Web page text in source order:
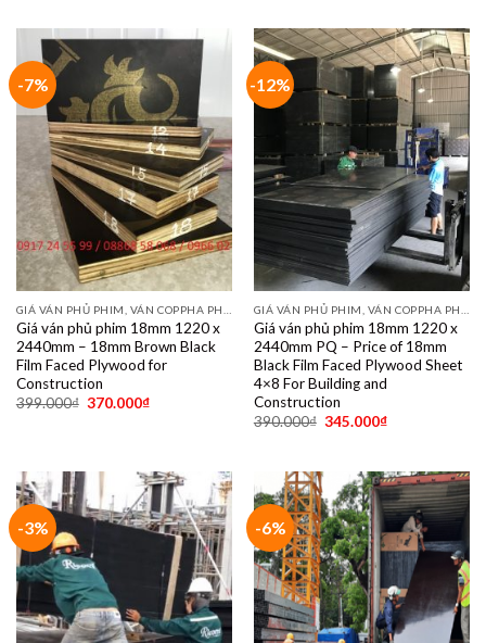
-7%
Giá ván phủ phim 18mm 1220 x
2440mm – 18mm Brown Black
Film Faced Plywood for
Construction
399.000₫ 370.000₫
-12%
Giá ván phủ phim 18mm 1220 x
2440mm PQ – Price of 18mm
Black Film Faced Plywood Sheet
4×8 For Building and
Construction
390.000₫ 345.000₫
-3% -6%